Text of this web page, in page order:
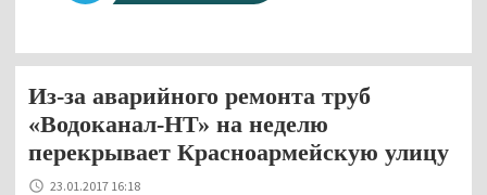
Из-за аварийного ремонта труб
«Водоканал-НТ» на неделю
перекрывает Красноармейскую улицу
23.01.2017 16:18